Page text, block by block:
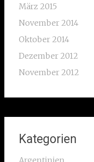
März 2015
November 2014
Oktober 2014
Dezember 2012
November 2012
Kategorien
Argentinien